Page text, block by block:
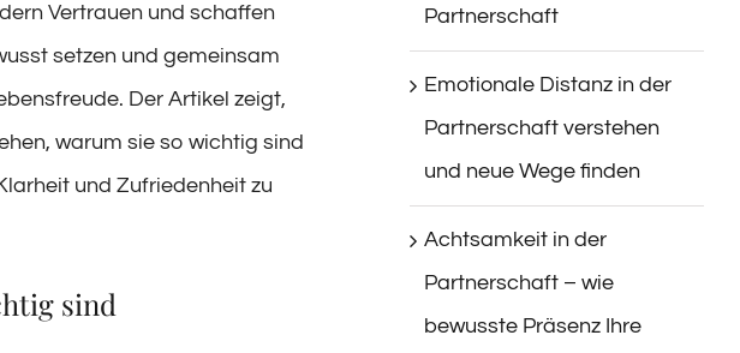
Vertrauen und schaffen
setzen und gemeinsam
Der Artikel zeigt,
warum sie so wichtig sind
und Zufriedenheit zu
sind
Partnerschaft
Emotionale Distanz in der
Partnerschaft verstehen
und neue Wege finden
Achtsamkeit in der
Partnerschaft – wie
bewusste Präsenz Ihre